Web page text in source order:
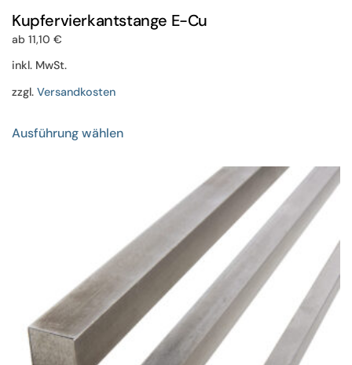
Kupfervierkantstange E-Cu
ab 11,10 €
inkl. MwSt.
zzgl. Versandkosten
Ausführung wählenProdukt
Die
Optionen
können
auf
der
Produktseite
gewählt